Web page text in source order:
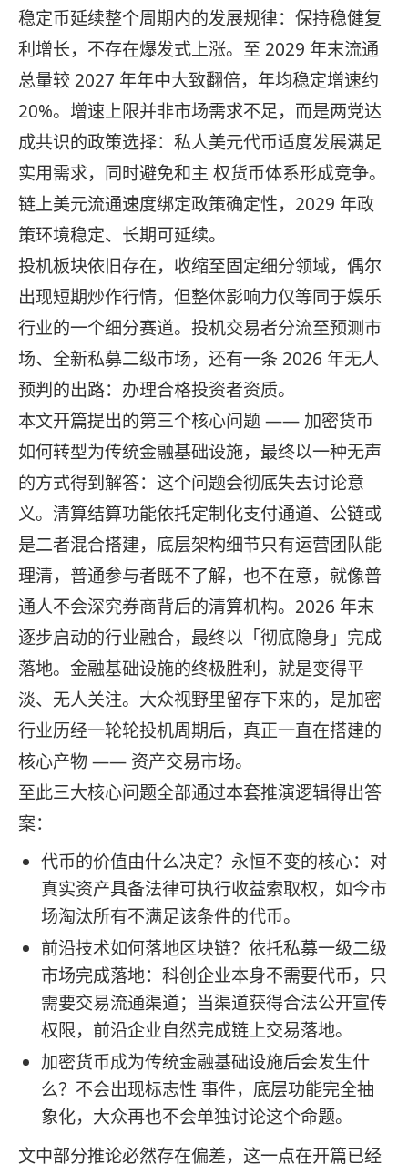
稳定币延续整个周期内的发展规律：保持稳健复
利增长，不存在爆发式上涨。至 2029 年末流通
总量较 2027 年年中大致翻倍，年均稳定增速约
20%。增速上限并非市场需求不足，而是两党达
成共识的政策选择：私人美元代币适度发展满足
实用需求，同时避免和主 权货币体系形成竞争。
链上美元流通速度绑定政策确定性，2029 年政
策环境稳定、长期可延续。
投机板块依旧存在，收缩至固定细分领域，偶尔
出现短期炒作行情，但整体影响力仅等同于娱乐
行业的一个细分赛道。投机交易者分流至预测市
场、全新私募二级市场，还有一条 2026 年无人
预判的出路：办理合格投资者资质。
本文开篇提出的第三个核心问题 —— 加密货币
如何转型为传统金融基础设施，最终以一种无声
的方式得到解答：这个问题会彻底失去讨论意
义。清算结算功能依托定制化支付通道、公链或
是二者混合搭建，底层架构细节只有运营团队能
理清，普通参与者既不了解，也不在意，就像普
通人不会深究券商背后的清算机构。2026 年末
逐步启动的行业融合，最终以「彻底隐身」完成
落地。金融基础设施的终极胜利，就是变得平
淡、无人关注。大众视野里留存下来的，是加密
行业历经一轮轮投机周期后，真正一直在搭建的
核心产物 —— 资产交易市场。
至此三大核心问题全部通过本套推演逻辑得出答
案：
代币的价值由什么决定？永恒不变的核心：对
真实资产具备法律可执行收益索取权，如今市
场淘汰所有不满足该条件的代币。
前沿技术如何落地区块链？依托私募一级二级
市场完成落地：科创企业本身不需要代币，只
需要交易流通渠道；当渠道获得合法公开宣传
权限，前沿企业自然完成链上交易落地。
加密货币成为传统金融基础设施后会发生什
么？不会出现标志性 事件，底层功能完全抽
象化，大众再也不会单独讨论这个命题。
文中部分推论必然存在偏差，这一点在开篇已经